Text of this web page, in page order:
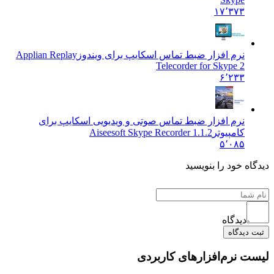
۱۷٬۳۷۳
نرم افزار ضبط تماس اسکایپ برای ویندوزApplian Replay
Telecorder for Skype 2
۶٬۲۳۳
نرم افزار ضبط تماس صوتی و ویدیویی اسکایپ برای
کامپیوترAiseesoft Skype Recorder 1.1.2
۵٬۰۸۵
خود را بنویسید
دیدگاه
نرم‌افزارهای کاربردی